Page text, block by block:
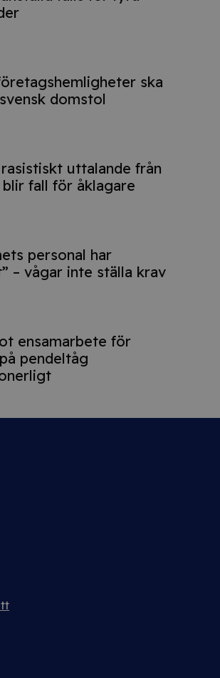
ska
domstol
uttalande från
fall för åklagare
personal har
– vågar inte ställa krav
ensamarbete för
pendeltåg